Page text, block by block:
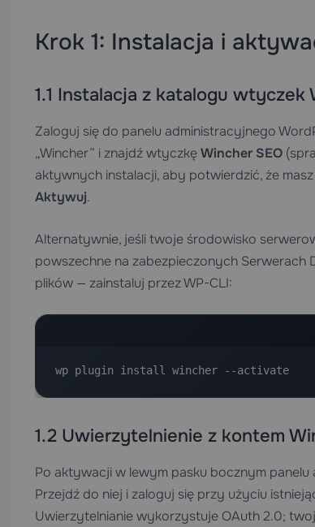
Krok 1: Instalacja i
1.1 Instalacja z katalogu wtyczek
Zaloguj się do panelu administracyjnego
„Wincher” i znajdź wtyczkęWincher SEO
aktywnych instalacji, aby potwierdzić, że
Aktywuj.
Alternatywnie, jeśli twoje środowisko
powszechne na zabezpieczonych Serwerach
plików — zainstaluj przez WP-CLI:
wp plugin install wincher --activate
1.2 Uwierzytelnienie z kontem
Po aktywacji w lewym pasku bocznym
Przejdź do niej i zaloguj się przy użyciu
Uwierzytelnianie wykorzystuje OAuth 2.0;